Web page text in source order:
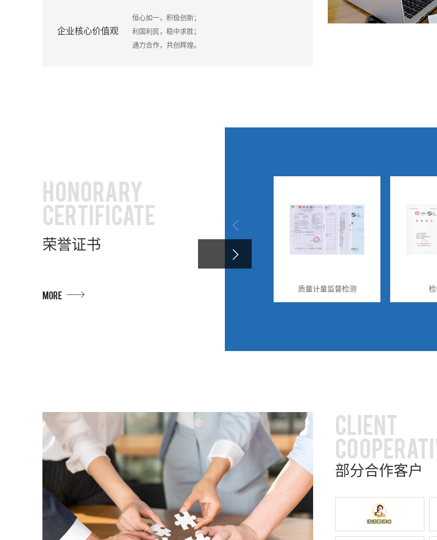
企业核心价值观
恒心如一，积极创新；
利国利民，稳中求胜；
通力合作，共创辉煌。
HONORARY
CERTIFICATE
荣誉证书
MORE
质量计量监督检测
CLIENT
部分合作客户